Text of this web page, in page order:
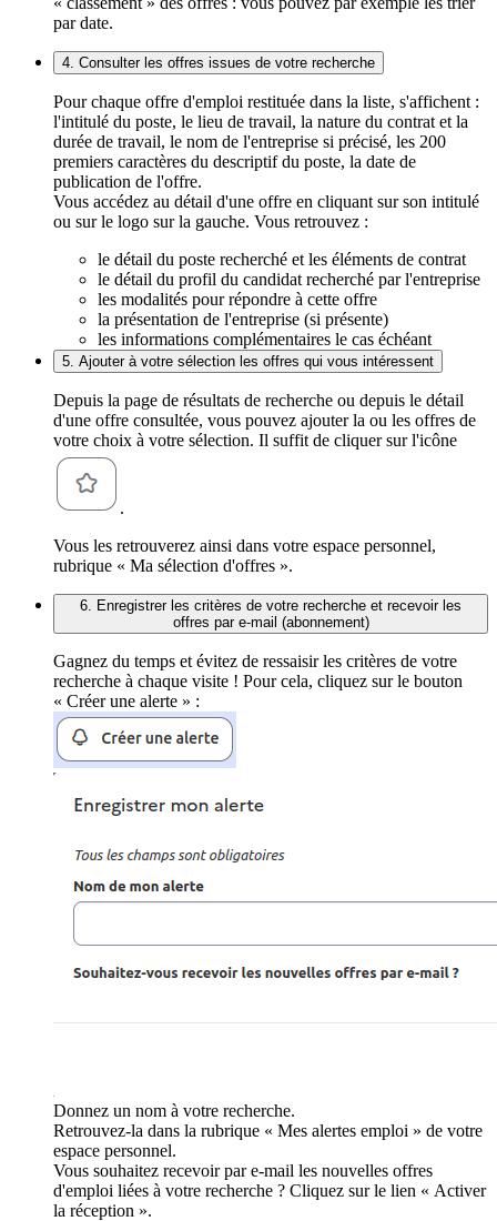
par date.
4. Consulter les offres issues de votre recherche
Pour chaque offre d'emploi restituée dans la liste, s'affichent :
l'intitulé du poste, le lieu de travail, la nature du contrat et la
durée de travail, le nom de l'entreprise si précisé, les 200
premiers caractères du descriptif du poste, la date de
publication de l'offre.
Vous accédez au détail d'une offre en cliquant sur son intitulé
ou sur le logo sur la gauche. Vous retrouvez :
le détail du poste recherché et les éléments de contrat
le détail du profil du candidat recherché par l'entreprise
les modalités pour répondre à cette offre
la présentation de l'entreprise (si présente)
les informations complémentaires le cas échéant
5. Ajouter à votre sélection les offres qui vous intéressent
Depuis la page de résultats de recherche ou depuis le détail
d'une offre consultée, vous pouvez ajouter la ou les offres de
votre choix à votre sélection. Il suffit de cliquer sur l'icône
.
Vous les retrouverez ainsi dans votre espace personnel,
rubrique « Ma sélection d'offres ».
6. Enregistrer les critères de votre recherche et recevoir les
offres par e-mail (abonnement)
Gagnez du temps et évitez de ressaisir les critères de votre
recherche à chaque visite ! Pour cela, cliquez sur le bouton
« Créer une alerte » :
Donnez un nom à votre recherche.
Retrouvez-la dans la rubrique « Mes alertes emploi » de votre
espace personnel.
Vous souhaitez recevoir par e-mail les nouvelles offres
d'emploi liées à votre recherche ? Cliquez sur le lien « Activer
la réception ».